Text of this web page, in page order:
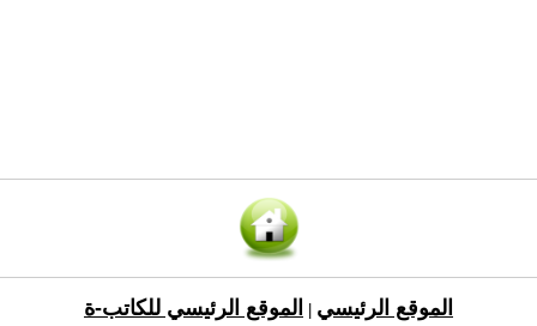
الموقع الرئيسي الموقع الرئيسي للكاتب-ة